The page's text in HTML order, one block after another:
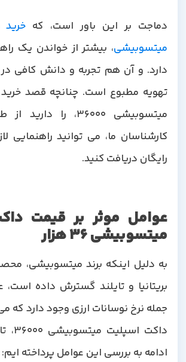
دماجت بر این باور است، که
میتسوبیشی، بیشتر از خواندن یک
دارد. و آن هم تجربه و دانش کافی
تهویه مطبوع است. چنانچه قصد
میتسوبیشی 36000، را
کارشناسان ما، می توانید راهنمایی
رایگان دریافت کنید.
عوامل موثر بر قیمت
میتسوبیشی 36 هزار
به دلیل اینکه برند میتسوبیشی،
بریتانیا و تایلند گسترش داده است،
جمله نرخ نوسانات ارزی وجود دارد که
داکت
ادامه به بررسی این عوامل پرداخته ایم: